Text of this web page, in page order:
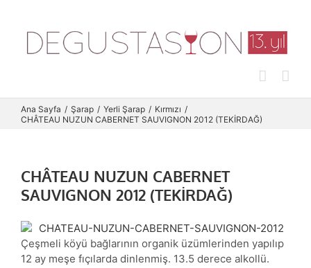
content
Ana Sayfa Şarap Yerli Şarap
Kırmızı
CHÂTEAU NUZUN CABERNET SAUVIGNON 2012 (TEKİRDAĞ)
CHÂTEAU NUZUN CABERNET
SAUVIGNON 2012 (TEKİRDAĞ)
Çeşmeli köyü bağlarının organik üzümlerinden yapılıp
12 ay meşe fıçılarda dinlenmiş. 13.5 derece alkollü.